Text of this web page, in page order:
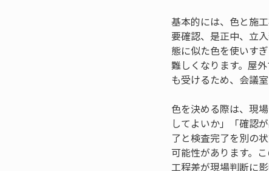
基本的には、色と施
要確認、是正中、立
態に似た色を使いす
難しくなります。屋
も受けるため、会議
色を決める際は、現
してよいか」「確認
了と検査完了を別の
可能性があります。
工程差が現場判断に